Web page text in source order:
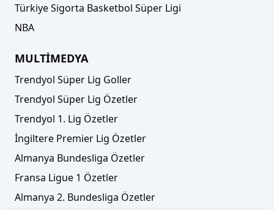
Türkiye Sigorta Basketbol Süper Ligi
NBA
MULTİMEDYA
Trendyol Süper Lig Goller
Trendyol Süper Lig Özetler
Trendyol 1. Lig Özetler
İngiltere Premier Lig Özetler
Almanya Bundesliga Özetler
Fransa Ligue 1 Özetler
Almanya 2. Bundesliga Özetler